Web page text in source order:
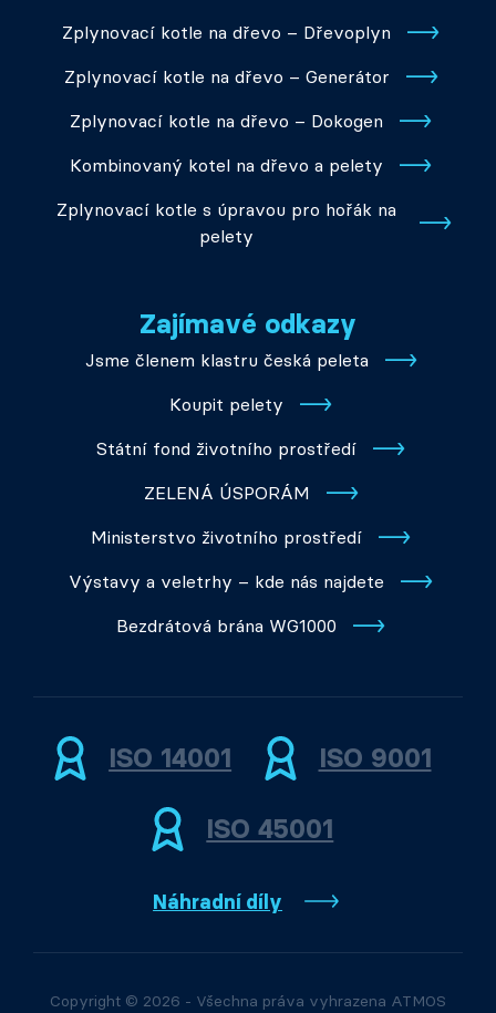
Zplynovací kotle na dřevo – Dřevoplyn
Zplynovací kotle na dřevo – Generátor
Zplynovací kotle na dřevo – Dokogen
Kombinovaný kotel na dřevo a pelety
Zplynovací kotle s úpravou pro hořák na
pelety
Zajímavé odkazy
Jsme členem klastru česká peleta
Koupit pelety
Státní fond životního prostředí
ZELENÁ ÚSPORÁM
Ministerstvo životního prostředí
Výstavy a veletrhy – kde nás najdete
Bezdrátová brána WG1000
ISO 14001 ISO 9001
ISO 45001
Náhradní díly
Copyright © 2026 - Všechna práva vyhrazena ATMOS